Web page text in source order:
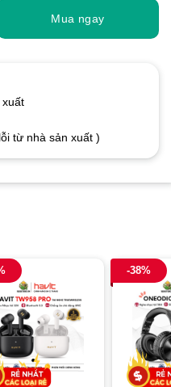
Mua ngay
từ nhà sản xuất )
-38%